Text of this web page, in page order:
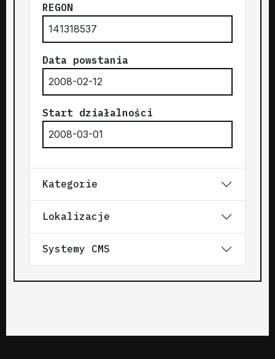
REGON
141318537
Data powstania
2008-02-12
Start działalności
2008-03-01
Kategorie
Lokalizacje
Systemy CMS